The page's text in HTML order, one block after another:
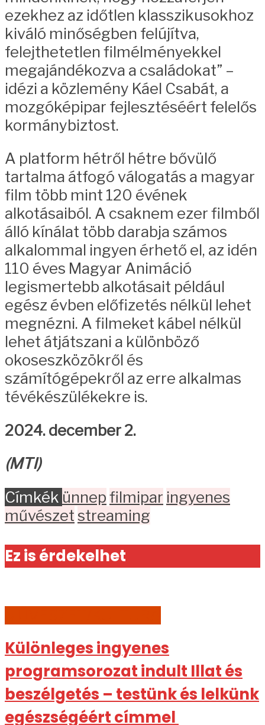
ezekhez az időtlen klasszikusokhoz
kiváló minőségben felújítva,
felejthetetlen filmélményekkel
megajándékozva a családokat” –
idézi a közlemény Káel Csabát, a
mozgóképipar fejlesztéséért felelős
kormánybiztost.
A platform hétről hétre bővülő
tartalma átfogó válogatás a magyar
film több mint 120 évének
alkotásaiból. A csaknem ezer filmből
álló kínálat több darabja számos
alkalommal ingyen érhető el, az idén
110 éves Magyar Animáció
legismertebb alkotásait például
egész évben előfizetés nélkül lehet
megnézni. A filmeket kábel nélkül
lehet átjátszani a különböző
okoseszközökről és
számítógépekről az erre alkalmas
tévékészülékekre is.
2024. december 2.
(MTI)
Címkék ünnepfilmipar ingyenes
művészetstreaming
Ez is érdekelhet
Különleges ingyenes
programsorozat indult Illat és
beszélgetés – testünk és lelkünk
egészségéért címmel